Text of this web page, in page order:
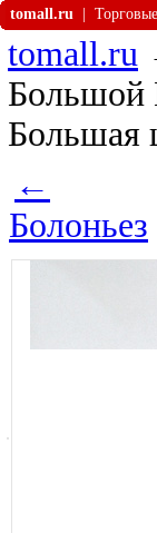
tomall.ru
tomall.ru
Большой
Большая
←
Болоньез